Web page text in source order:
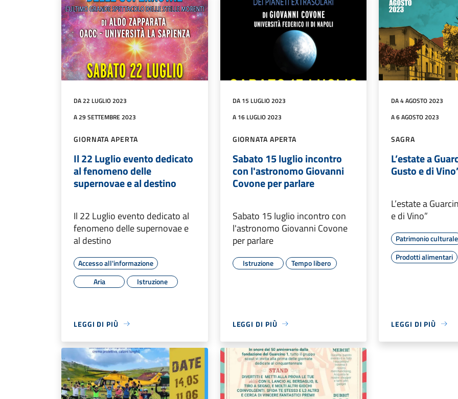
DA 22 LUGLIO 2023
A 29 SETTEMBRE 2023
GIORNATA APERTA
Il 22 Luglio evento dedicato
al fenomeno delle
supernovae e al destino
Il 22 Luglio evento dedicato al
fenomeno delle supernovae e
al destino
Accesso all'informazione
Aria
Istruzione
LEGGI DI PIÙ
DA 15 LUGLIO 2023
A 16 LUGLIO 2023
GIORNATA APERTA
Sabato 15 luglio incontro
con l'astronomo Giovanni
Covone per parlare
Sabato 15 luglio incontro con
l'astronomo Giovanni Covone
per parlare
Istruzione Tempo libero
LEGGI DI PIÙ
DA 4 AGOSTO 2023
A 6 AGOSTO 2023
SAGRA
L’estate a
Gusto e di
L’estate a
e di Vino”
Patrimonio culturale
Prodotti alimentari
LEGGI DI PIÙ